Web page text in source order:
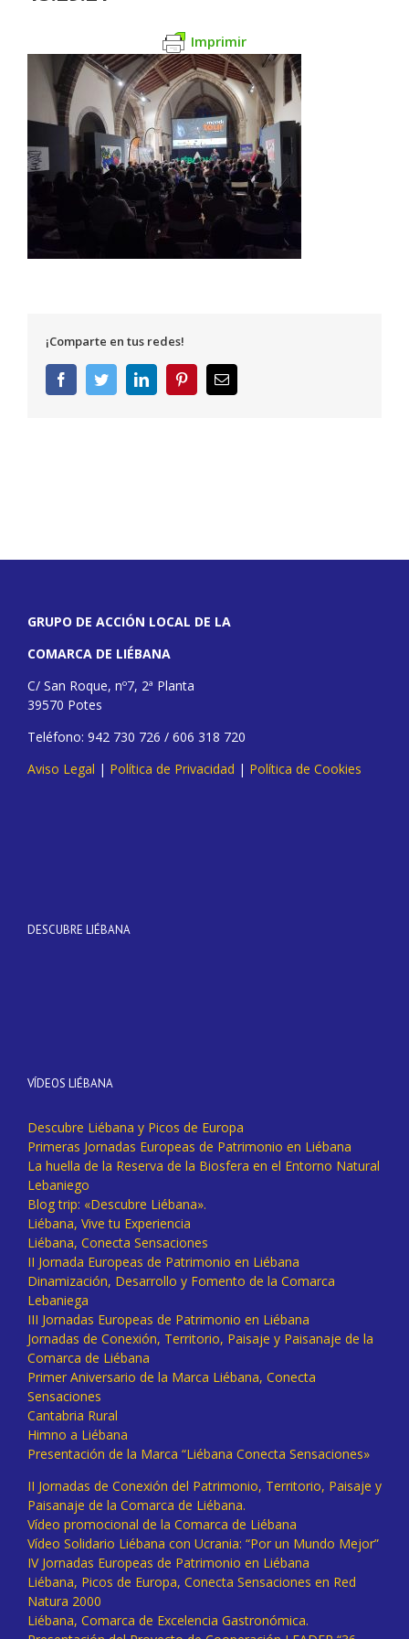
Imprimir
¡Comparte en tus redes!
FacebookTwitterLinkedInPinterestCorreo
electrónico
GRUPO DE ACCIÓN LOCAL DE LA
COMARCA DE LIÉBANA
C/ San Roque, nº7, 2ª Planta
39570 Potes
Teléfono: 942 730 726 / 606 318 720
Aviso Legal | Política de Privacidad | Política de Cookies
DESCUBRE LIÉBANA
VÍDEOS LIÉBANA
Descubre Liébana y Picos de Europa
Primeras Jornadas Europeas de Patrimonio en Liébana
La huella de la Reserva de la Biosfera en el Entorno Natural
Lebaniego
Blog trip: «Descubre Liébana».
Liébana, Vive tu Experiencia
Liébana, Conecta Sensaciones
II Jornada Europeas de Patrimonio en Liébana
Dinamización, Desarrollo y Fomento de la Comarca
Lebaniega
III Jornadas Europeas de Patrimonio en Liébana
Jornadas de Conexión, Territorio, Paisaje y Paisanaje de la
Comarca de Liébana
Primer Aniversario de la Marca Liébana, Conecta
Sensaciones
Cantabria Rural
Himno a Liébana
Presentación de la Marca “Liébana Conecta Sensaciones»
II Jornadas de Conexión del Patrimonio, Territorio, Paisaje y
Paisanaje de la Comarca de Liébana.
Vídeo promocional de la Comarca de Liébana
Vídeo Solidario Liébana con Ucrania: “Por un Mundo Mejor”
IV Jornadas Europeas de Patrimonio en Liébana
Liébana, Picos de Europa, Conecta Sensaciones en Red
Natura 2000
Liébana, Comarca de Excelencia Gastronómica.